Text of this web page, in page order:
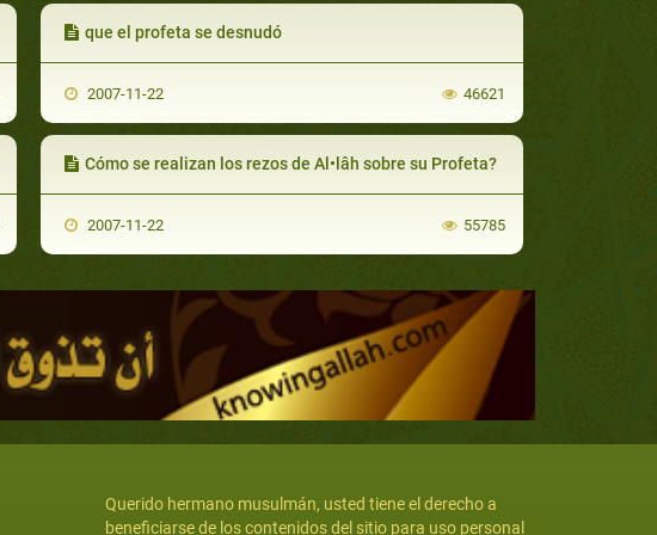
que el profeta se desnudó
2007-11-22 46621
Cómo se realizan los rezos de Al•lâh sobre su Profeta?
2007-11-22 55785
Querido hermano musulmán, usted tiene el derecho a
beneficiarse de los contenidos del sitio para uso personal